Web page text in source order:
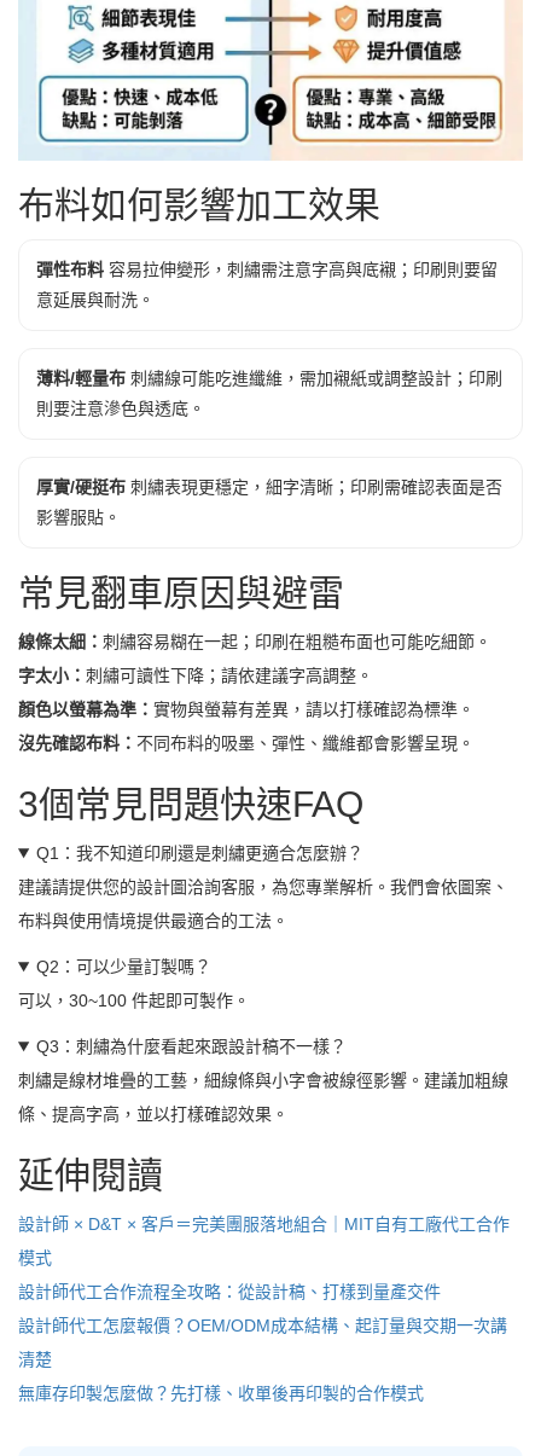
布料如何影響加工效果
彈性布料 容易拉伸變形，刺繡需注意字高與底襯；印刷則要留
意延展與耐洗。
薄料/輕量布 刺繡線可能吃進纖維，需加襯紙或調整設計；印刷
則要注意滲色與透底。
厚實/硬挺布 刺繡表現更穩定，細字清晰；印刷需確認表面是否
影響服貼。
常見翻車原因與避雷
線條太細： 刺繡容易糊在一起；印刷在粗糙布面也可能吃細節。
字太小： 刺繡可讀性下降；請依建議字高調整。
顏色以螢幕為準： 實物與螢幕有差異，請以打樣確認為標準。
沒先確認布料： 不同布料的吸墨、彈性、纖維都會影響呈現。
3個常見問題快速FAQ
Q1：我不知道印刷還是刺繡更適合怎麼辦？
建議請提供您的設計圖洽詢客服，為您專業解析。我們會依圖案、
布料與使用情境提供最適合的工法。
Q2：可以少量訂製嗎？
可以，30~100 件起即可製作。
Q3：刺繡為什麼看起來跟設計稿不一樣？
刺繡是線材堆疊的工藝，細線條與小字會被線徑影響。建議加粗線
條、提高字高，並以打樣確認效果。
延伸閱讀
設計師 × D&T × 客戶＝完美團服落地組合｜MIT自有工廠代工合作
模式
設計師代工合作流程全攻略：從設計稿、打樣到量產交件
設計師代工怎麼報價？OEM/ODM成本結構、起訂量與交期一次講
清楚
無庫存印製怎麼做？先打樣、收單後再印製的合作模式